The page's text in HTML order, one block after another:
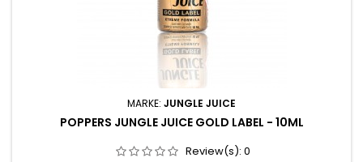
MARKE: JUNGLE JUICE
POPPERS JUNGLE JUICE GOLD LABEL - 10ML
Review(s): 0